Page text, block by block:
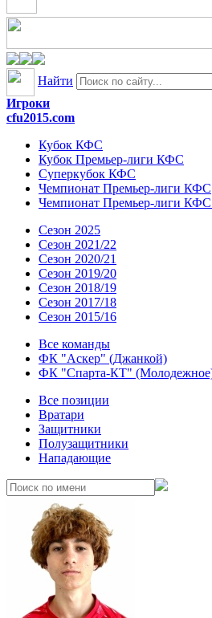
Найти
Игроки
cfu2015.com
Кубок КФС
Кубок Премьер-лиги КФС
Суперкубок КФС
Чемпионат Премьер-лиги КФС
Чемпионат Премьер-лиги
Сезон 2025
Сезон 2021/22
Сезон 2020/21
Сезон 2019/20
Сезон 2018/19
Сезон 2017/18
Сезон 2015/16
Все команды
ФК "Аскер" (Джанкой)
ФК "Спарта-КТ"
Все позиции
Вратари
Защитники
Полузащитники
Нападающие